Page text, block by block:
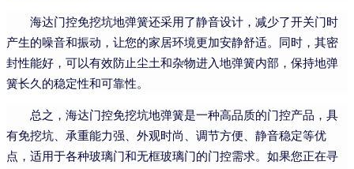
海达门控免挖坑地弹簧还采用了静音设计，减少了开关门时
产生的噪音和振动，让您的家居环境更加安静舒适。同时，其密
封性能好，可以有效防止尘土和杂物进入地弹簧内部，保持地弹
簧长久的稳定性和可靠性。
总之，海达门控免挖坑地弹簧是一种高品质的门控产品，具
有免挖坑、承重能力强、外观时尚、调节方便、静音稳定等优
点，适用于各种玻璃门和无框玻璃门的门控需求。如果您正在寻